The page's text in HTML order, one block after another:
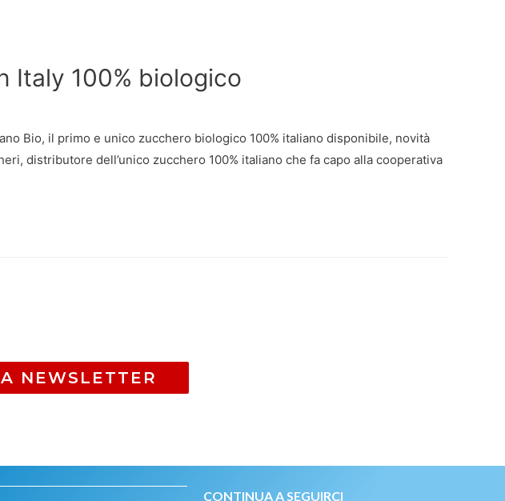
Italy 100% biologico
Bio, il primo e unico zucchero biologico 100% italiano disponibile, novità
distributore dell’unico zucchero 100% italiano che fa capo alla cooperativa
NEWSLETTER
CONTINUA A SEGUIRCI